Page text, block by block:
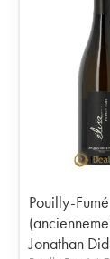
Pouilly-
Jonathan